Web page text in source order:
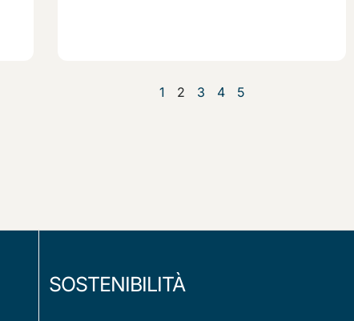
1 2 3 4 5
SOSTENIBILITÀ